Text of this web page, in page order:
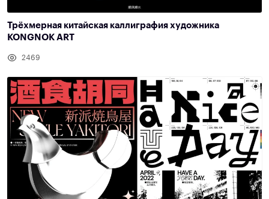
Трёхмерная китайская каллиграфия художника
KONGNOK ART
2469